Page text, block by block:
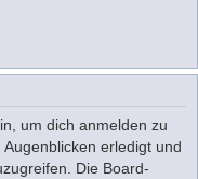
um dich anmelden zu
erledigt und
Die Board-